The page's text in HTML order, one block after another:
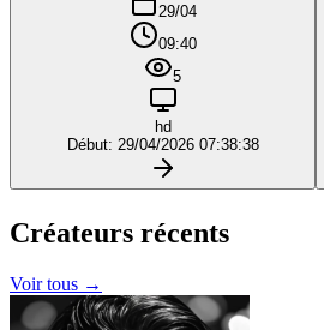
29/04
09:40
5
hd
Début: 29/04/2026 07:38:38
Créateurs récents
Voir tous →